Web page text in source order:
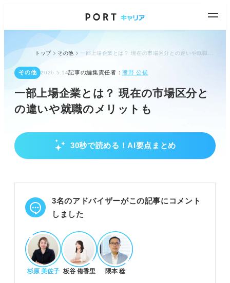
トップ その他
その他 2026.5.14記事の編集責任者：熊野 公俊
一部上場企業とは？ 現在の市場区分と
の違いや就職のメリットも
30秒で読める！AI要点まとめ
東証一部上場とは？現在の市場区分と定義を解
プライム市場は厳しい条件をクリアした安定企業で
ある。
場の違いを知る。
POINT：上場企業の知識は就活の一般常識として押
さえるべきです。
3名のアドバイザーがこの記事にコメント
しました
杉原 美佐子 板谷 侑香里 隈本 稔